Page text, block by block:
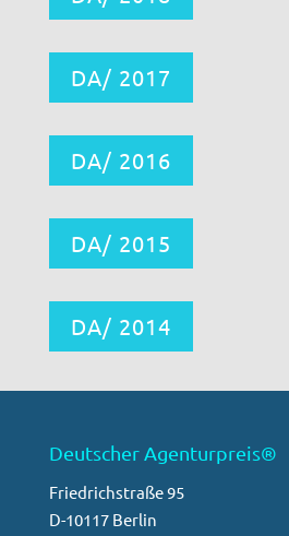
DA/ 2017
DA/ 2016
DA/ 2015
DA/ 2014
Deutscher Agenturpreis®
Friedrichstraße 95
D-10117 Berlin